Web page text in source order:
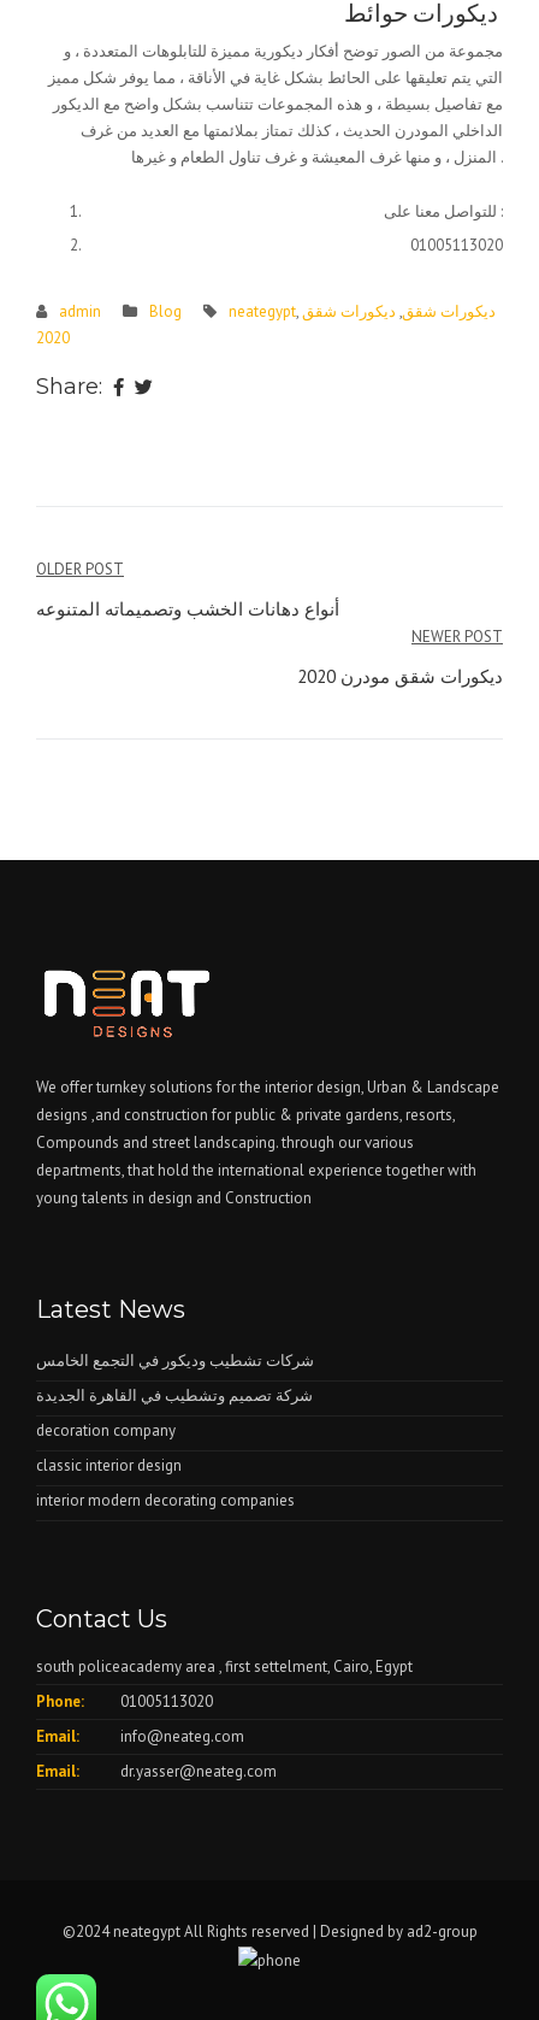
مجموعة من الصور توضح أفكار ديكورية مميزة للتابلوهات المتعددة ، و
التي يتم تعليقها على الحائط بشكل غاية في الأناقة ، مما يوفر شكل مميز
مع تفاصيل بسيطة ، و هذه المجموعات تتناسب بشكل واضح مع الديكور
الداخلي المودرن الحديث ، كذلك تمتاز بملائمتها مع العديد من غرف
المنزل ، و منها غرف المعيشة و غرف تناول الطعام و غيرها .
للتواصل معنا على :
01005113020
admin Blog neategypt, ديكورات شقق, ديكورات شقق
2020
Share:
Post
navigation
OLDER POST
أنواع دهانات الخشب وتصميماته المتنوعه
NEWER POST
ديكورات شقق مودرن 2020
We offer turnkey solutions for the interior design, Urban & Landscape
designs ,and construction for public & private gardens, resorts,
Compounds and street landscaping. through our various
departments, that hold the international experience together with
young talents in design and Construction
Latest News
شركات تشطيب وديكور في التجمع الخامس
شركة تصميم وتشطيب في القاهرة الجديدة
decoration company
classic interior design
interior modern decorating companies
Contact Us
south policeacademy area , first settelment, Cairo, Egypt
Phone:
01005113020
Email:
info@neateg.com
Email:
dr.yasser@neateg.com
©2024 neategypt All Rights reserved | Designed by ad2-group